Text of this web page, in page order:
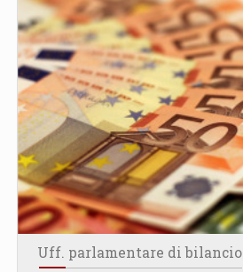
Uff. parlamentare di bilancio